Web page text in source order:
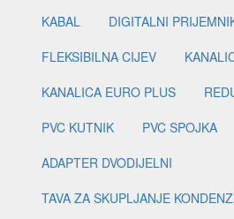
KABAL
DIGITALNI
FLEKSIBILNA CIJEV
KANALICA EURO PLUS
PVC KUTNIK
PVC SPOJKA
ADAPTER DVODIJELNI
TAVA ZA SKUPLJANJE